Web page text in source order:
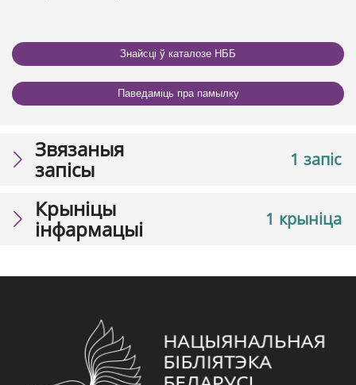
Знайсці ў каталозе НББ
Паведаміць пра памылку
1 запіс
Звязаныя
запісы
1 крыніца
Крыніцы
інфармацыі